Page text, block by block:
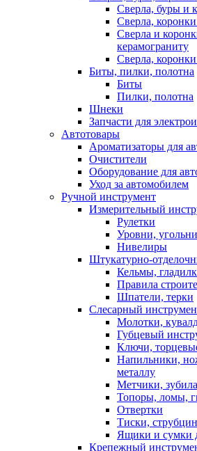
Сверла, буры и
Сверла,
Сверла и
керамограниту
Сверла,
Биты, пилки, полотна
Биты
Пилки, полотна
Шнеки
Запчасти для
Автотовары
Ароматизаторы для
Очистители
Оборудование для
Уход за автомобилем
Ручной инструмент
Измерительный
Рулетки
Уровни,
Нивелиры
Штукатурно-
Кельмы,
Правила
Шпатели, терки
Слесарный
Молотки,
Губцевый
Ключи,
Напильники,
металлу
Метчики,
Топоры, ломы,
Отвертки
Тиски,
Ящики и сумки
Крепежный